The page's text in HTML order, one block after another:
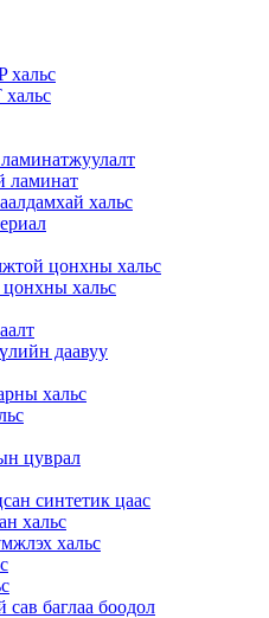
хальс
хальс
ламинат
хальс
цонхны хальс
хальс
даавуу
хальс
цуврал
синтетик цаас
хальс
хальс
сав баглаа боодол